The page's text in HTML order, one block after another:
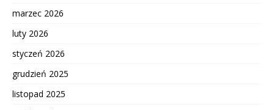
marzec 2026
luty 2026
styczeń 2026
grudzień 2025
listopad 2025